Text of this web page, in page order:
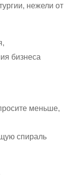
нежели от
бизнеса
меньше,
спираль